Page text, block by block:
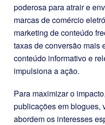
poderosa para atrair e
marcas de comércio
marketing de conteúdo
taxas de conversão mais
conteúdo informativo e
impulsiona a ação.
Para maximizar o
publicações em blogues,
abordem os interesses